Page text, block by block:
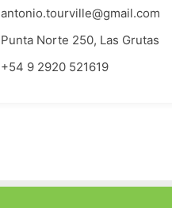
antonio.tourville@gmail.com
Punta Norte 250, Las Grutas
+54 9 2920 521619